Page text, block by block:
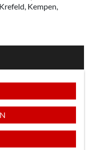
Kempen,